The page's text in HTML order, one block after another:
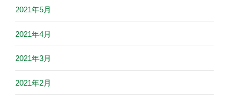
2021年5月
2021年4月
2021年3月
2021年2月